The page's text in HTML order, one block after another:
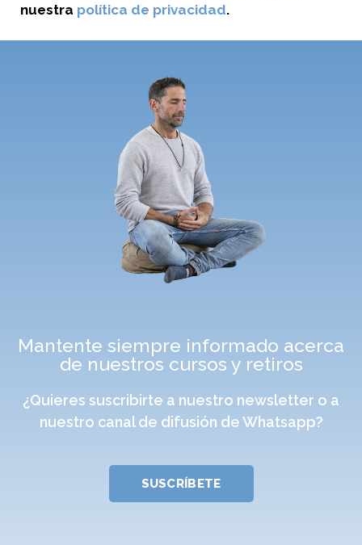
nuestra política de privacidad.
Mantente siempre informado acerca
de nuestros cursos y retiros
¿Quieres suscribirte a nuestro newsletter o a
nuestro canal de difusión de Whatsapp?
SUSCRÍBETE